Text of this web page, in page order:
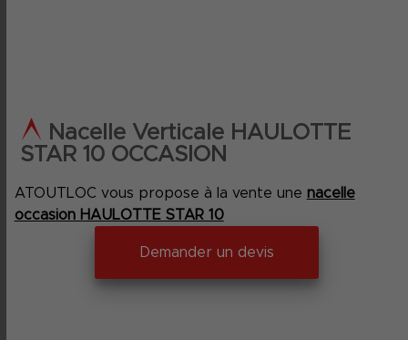
Nacelle Verticale HAULOTTE
STAR 10 OCCASION
ATOUTLOC vous propose à la vente une nacelle
occasion HAULOTTE STAR 10
Demander un devis